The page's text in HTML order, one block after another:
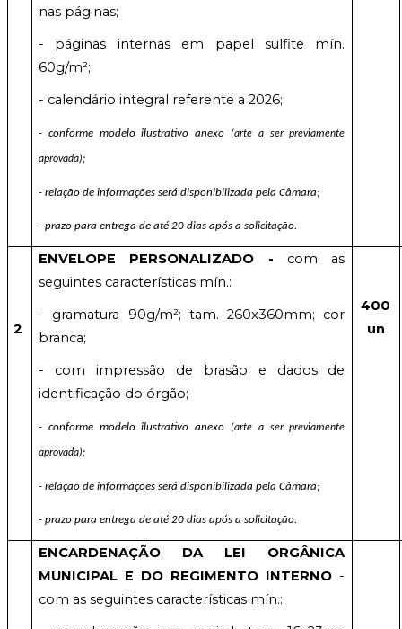
nas páginas;
- páginas internas em papel sulfite mín.
60g/m²;
- calendário integral referente a 2026;
- conforme modelo ilustrativo anexo (arte a ser previamente
aprovada);
- relação de informações será disponibilizada pela Câmara;
- prazo para entrega de até 20 dias após a solicitação.
2
ENVELOPE PERSONALIZADO - com as
seguintes características mín.:
- gramatura 90g/m²; tam. 260x360mm; cor
branca;
- com impressão de brasão e dados de
identificação do órgão;
- conforme modelo ilustrativo anexo (arte a ser previamente
aprovada);
- relação de informações será disponibilizada pela Câmara;
- prazo para entrega de até 20 dias após a solicitação.
400
un
ENCARDENAÇÃO DA LEI ORGÂNICA
MUNICIPAL E DO REGIMENTO INTERNO -
com as seguintes características mín.: